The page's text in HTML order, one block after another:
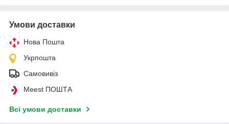
Умови доставки
Нова Пошта
Укрпошта
Самовивіз
Meest ПОШТА
Всі умови доставки